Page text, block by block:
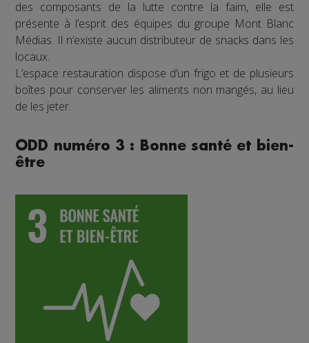
des composants de la lutte contre la faim, elle est
présente à l’esprit des équipes du groupe Mont Blanc
Médias. Il n’existe aucun distributeur de snacks dans les
locaux.
L’espace restauration dispose d’un frigo et de plusieurs
boîtes pour conserver les aliments non mangés, au lieu
de les jeter.
ODD numéro 3 : Bonne santé et bien-
être